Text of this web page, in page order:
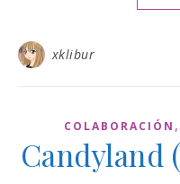
xklibur
COLABORACIÓN ,
Candyland